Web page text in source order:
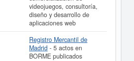
videojuegos, consultoría,
diseño y desarrollo de
aplicaciones web
Registro Mercantil de
Madrid - 5 actos en
BORME publicados